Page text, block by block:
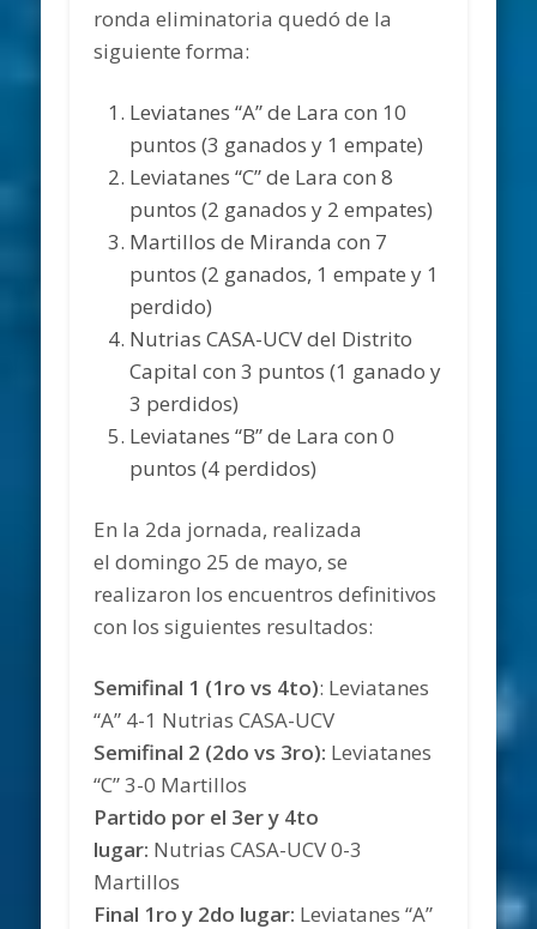
ronda eliminatoria quedó de la
siguiente forma:
Leviatanes “A” de Lara con 10
puntos (3 ganados y 1 empate)
Leviatanes “C” de Lara con 8
puntos (2 ganados y 2 empates)
Martillos de Miranda con 7
puntos (2 ganados, 1 empate y 1
perdido)
Nutrias CASA-UCV del Distrito
Capital con 3 puntos (1 ganado y
3 perdidos)
Leviatanes “B” de Lara con 0
puntos (4 perdidos)
En la 2da jornada, realizada
el domingo 25 de mayo, se
realizaron los encuentros definitivos
con los siguientes resultados:
Semifinal 1 (1ro vs 4to): Leviatanes
“A” 4-1 Nutrias CASA-UCV
Semifinal 2 (2do vs 3ro): Leviatanes
“C” 3-0 Martillos
Partido por el 3er y 4to
lugar: Nutrias CASA-UCV 0-3
Martillos
Final 1ro y 2do lugar: Leviatanes “A”